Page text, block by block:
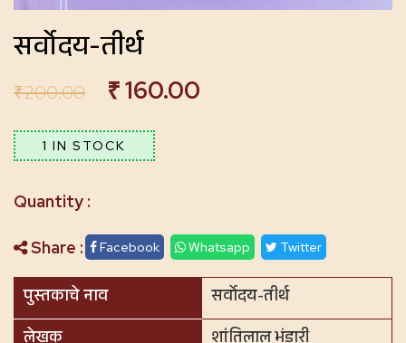
सर्वोदय-तीर्थ
₹200.00 ₹160.00
1 IN STOCK
Share : Facebook Whatsapp Twitter
पुस्तकाचे नाव
सर्वोदय-तीर्थ